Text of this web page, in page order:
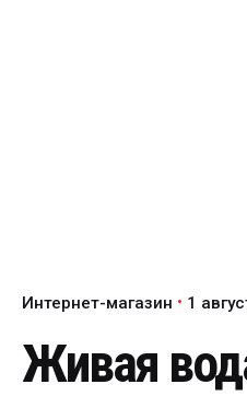
Интернет-магазин 1
Живая